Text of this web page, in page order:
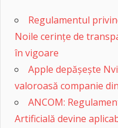
Regulamentul
Noile cerințe de
în vigoare
Apple depășește
valoroasă companie
ANCOM:
Artificială devine